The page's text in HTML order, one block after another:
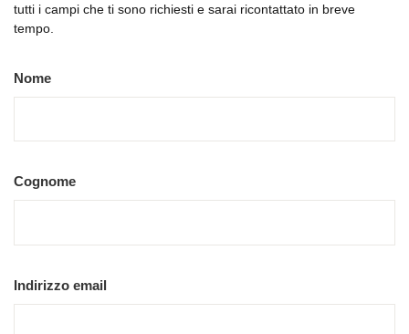
tutti i campi che ti sono richiesti e sarai ricontattato in breve
tempo.
Nome
Cognome
Indirizzo email